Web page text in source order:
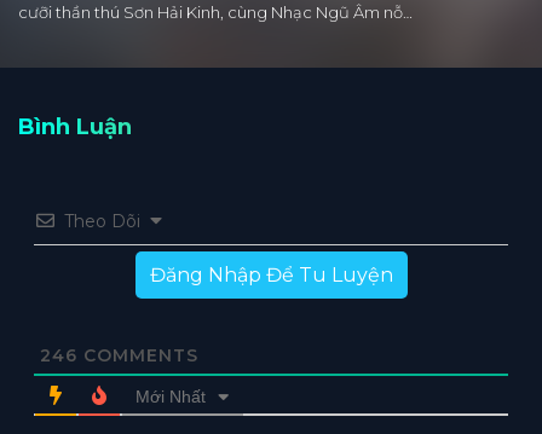
cưỡi thần thú Sơn Hải Kinh, cùng Nhạc Ngũ Âm nỗ…
Bình Luận
Theo Dõi
Đăng Nhập Để Tu Luyện
246 COMMENTS
Mới Nhất